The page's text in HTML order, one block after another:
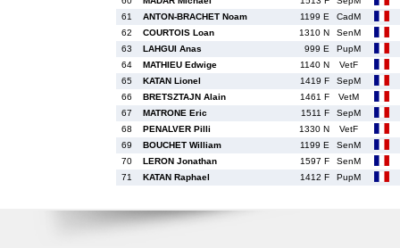
61
ANTON-BRACHET Noam 1199 E
CadM
62
COURTOIS Loan 1310 N
SenM
63
LAHGUI Anas 999 E
PupM
64
MATHIEU Edwige 1140 N
VetF
65
KATAN Lionel 1419 F
SepM
66
BRETSZTAJN Alain 1461 F
VetM
67
MATRONE Eric 1511 F
SepM
68
PENALVER Pilli 1330 N
VetF
69
BOUCHET William 1199 E
SenM
70
LERON Jonathan 1597 F
SenM
71
KATAN Raphael 1412 F PupM